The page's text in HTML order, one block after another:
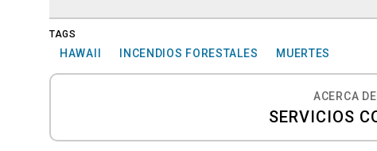
TAGS
HAWAII INCENDIOS FORESTALES MUERTES
ACERCA
SERVICIOS